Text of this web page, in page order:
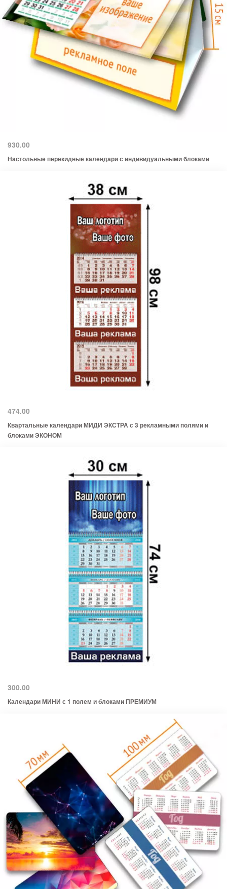
930.00
Настольные перекидные календари с индивидуальными блоками
474.00
Квартальные календари МИДИ ЭКСТРА с 3 рекламными полями и
блоками ЭКОНОМ
300.00
Календари МИНИ с 1 полем и блоками ПРЕМИУМ